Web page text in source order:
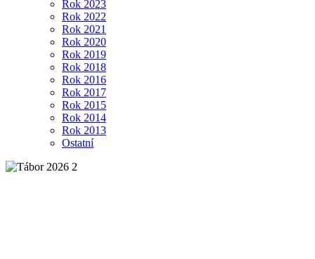
Rok 2023
Rok 2022
Rok 2021
Rok 2020
Rok 2019
Rok 2018
Rok 2016
Rok 2017
Rok 2015
Rok 2014
Rok 2013
Ostatní